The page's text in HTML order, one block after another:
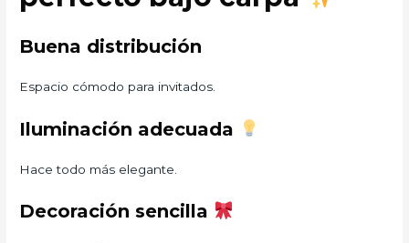
Buena distribución
Espacio cómodo para invitados.
Iluminación adecuada
Hace todo más elegante.
Decoración sencilla